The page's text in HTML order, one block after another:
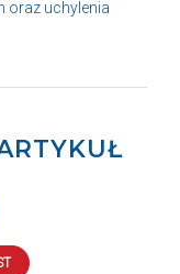
oraz uchylenia